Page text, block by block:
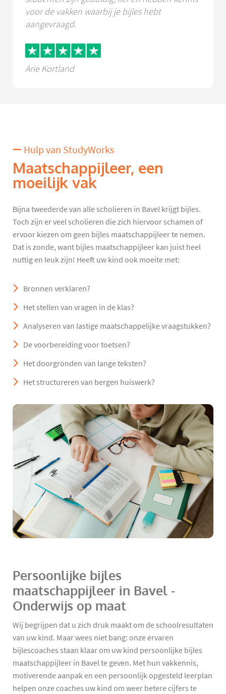
voor de vakken waarbij je bijles hebt
aangevraagd.
Arie Kortland
Hulp van StudyWorks
Maatschappijleer, een
moeilijk vak
Bijna tweederde van alle scholieren in Bavel krijgt bijles.
Toch zijn er veel scholieren die zich hiervoor schamen of
ervoor kiezen om geen bijles maatschappijleer te nemen.
Dat is zonde, want bijles maatschappijleer kan juist heel
nuttig en leuk zijn! Heeft uw kind ook moeite met:
Bronnen verklaren?
Het stellen van vragen in de klas?
Analyseren van lastige maatschappelijke vraagstukken?
De voorbereiding voor toetsen?
Het doorgronden van lange teksten?
Het structureren van bergen huiswerk?
Persoonlijke bijles
maatschappijleer in Bavel -
Onderwijs op maat
Wij begrijpen dat u zich druk maakt om de schoolresultaten
van uw kind. Maar wees niet bang: onze ervaren
bijlescoaches staan klaar om uw kind persoonlijke bijles
maatschappijleer in Bavel te geven. Met hun vakkennis,
motiverende aanpak en een persoonlijk opgesteld leerplan
helpen onze coaches uw kind om weer betere cijfers te